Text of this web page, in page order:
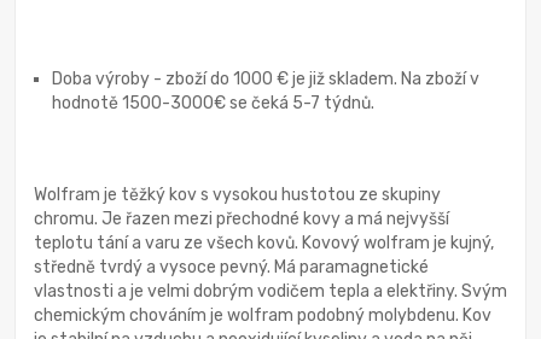
Doba výroby - zboží do 1000 € je již skladem. Na zboží v
hodnotě 1500-3000€ se čeká 5-7 týdnů.
Wolfram je těžký kov s vysokou hustotou ze skupiny
chromu. Je řazen mezi přechodné kovy a má nejvyšší
teplotu tání a varu ze všech kovů. Kovový wolfram je kujný,
středně tvrdý a vysoce pevný. Má paramagnetické
vlastnosti a je velmi dobrým vodičem tepla a elektřiny. Svým
chemickým chováním je wolfram podobný molybdenu. Kov